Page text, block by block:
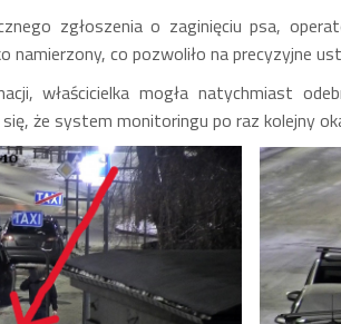
zgłoszenia o zaginięciu psa,
namierzony, co pozwoliło na precyzyjne
właścicielka mogła natychmiast
że system monitoringu po raz kolejny